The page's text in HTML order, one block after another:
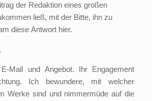
der Redaktion eines großen
ließ, mit der Bitte, ihn zu
diese Antwort hier.
Mail und Angebot. Ihr Engagement
Ich bewundere, mit welcher
Werke sind und nimmermüde auf die